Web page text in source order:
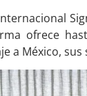
ofrece
a México,